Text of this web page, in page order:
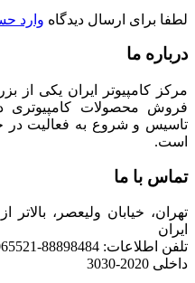
برای ارسال دیدگاهوارد
ما
کامپیوتر ایران یکی از
با ما
خیابان ولیعصر، بالاتر از
88898484-888065521
3030